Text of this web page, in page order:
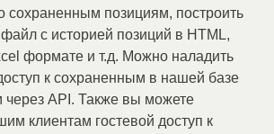
сохраненным позициям, построить
с историей позиций в HTML,
формате и т.д. Можно наладить
к сохраненным в нашей базе
через API. Также вы можете
клиентам гостевой доступ к